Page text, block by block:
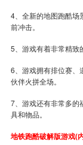
4、全新的地图跑酷场
前冲击。
5、游戏有着非常精致
6、游戏拥有排位赛、
伙伴火拼全场。
7、游戏还有非常多的
具和物品。
地铁跑酷破解版游戏(